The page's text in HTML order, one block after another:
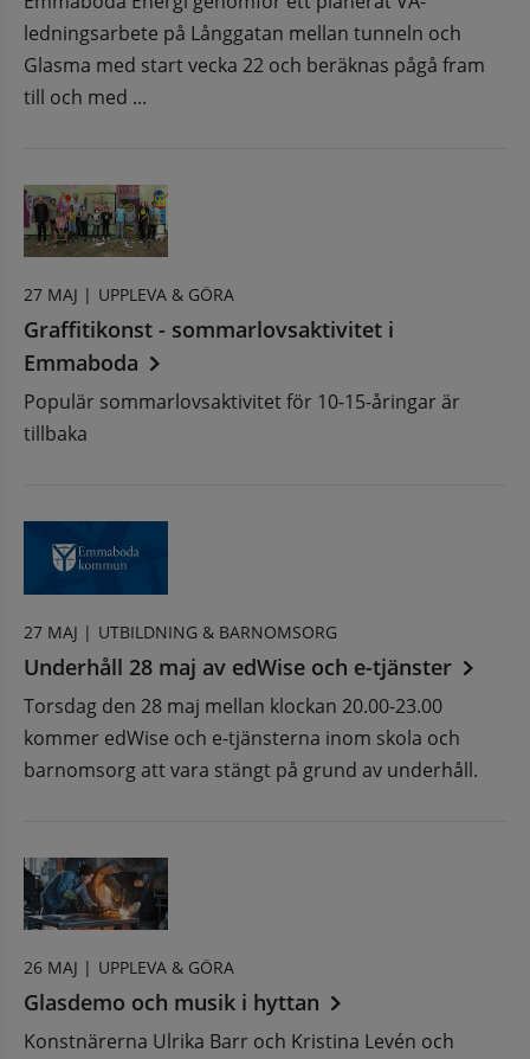
ledningsarbete på Långgatan mellan tunneln och
Glasma med start vecka 22 och beräknas pågå fram
till och med ...
27 MAJ | UPPLEVA & GÖRA
Graffitikonst - sommarlovsaktivitet i
Emmaboda
Populär sommarlovsaktivitet för 10-15-åringar är
tillbaka
27 MAJ | UTBILDNING & BARNOMSORG
Underhåll 28 maj av edWise och e-tjänster
Torsdag den 28 maj mellan klockan 20.00-23.00
kommer edWise och e-tjänsterna inom skola och
barnomsorg att vara stängt på grund av underhåll.
26 MAJ | UPPLEVA & GÖRA
Glasdemo och musik i hyttan
Konstnärerna Ulrika Barr och Kristina Levén och